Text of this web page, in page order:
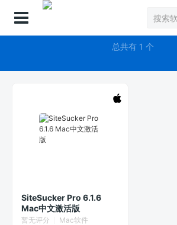
SiteSucker
总共有 1 个
SiteSucker Pro 6.1.6
Mac中文激活版
暂无评分 Mac软件